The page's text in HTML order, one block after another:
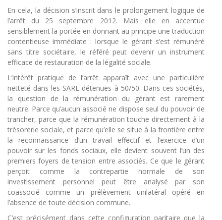
En cela, la décision s’inscrit dans le prolongement logique de
l’arrêt du 25 septembre 2012. Mais elle en accentue
sensiblement la portée en donnant au principe une traduction
contentieuse immédiate : lorsque le gérant s’est rémunéré
sans titre sociétaire, le référé peut devenir un instrument
efficace de restauration de la légalité sociale.
L’intérêt pratique de l’arrêt apparaît avec une particulière
netteté dans les SARL détenues à 50/50. Dans ces sociétés,
la question de la rémunération du gérant est rarement
neutre. Parce qu’aucun associé ne dispose seul du pouvoir de
trancher, parce que la rémunération touche directement à la
trésorerie sociale, et parce qu’elle se situe à la frontière entre
la reconnaissance d’un travail effectif et l’exercice d’un
pouvoir sur les fonds sociaux, elle devient souvent l’un des
premiers foyers de tension entre associés. Ce que le gérant
perçoit comme la contrepartie normale de son
investissement personnel peut être analysé par son
coassocié comme un prélèvement unilatéral opéré en
l’absence de toute décision commune.
C’est précisément dans cette configuration paritaire que la